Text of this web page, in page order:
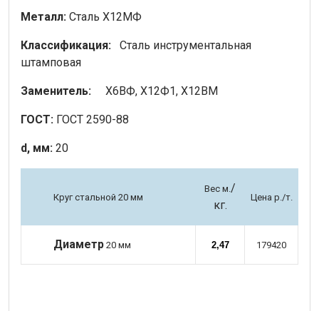
Металл: Сталь Х12МФ
Классификация: Сталь инструментальная
штамповая
Заменитель: Х6ВФ, Х12Ф1, Х12ВМ
ГОСТ: ГОСТ 2590-88
d, мм: 20
Круг стальной 20 мм
Вес м./
кг.
Цена р./т.
Диаметр 20 мм 2,47 179420